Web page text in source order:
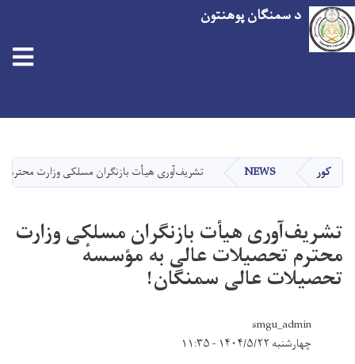
دانګل
د سمنګان پوهنتون
کور NEWS تشریف‌آوری هیأت بازنگران مسلکی وزارت
تشریف‌آوری هیأت بازنگران مسلکی وزارت
محترم تحصیلات عالی به مؤسسهٔ
تحصیلات عالی سمنگان!
smgu_admin
چهارشنبه ۱۴۰۴/۵/۲۲ - ۱۱:۳۵